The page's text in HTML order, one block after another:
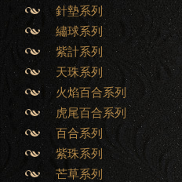
針墊系列
繡球系列
紫計系列
天珠系列
火焰百合系列
虎尾百合系列
百合系列
紫珠系列
芒草系列